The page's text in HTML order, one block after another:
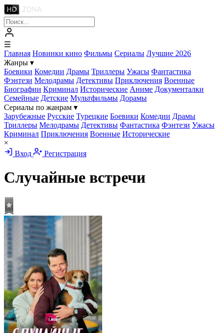
☰
Главная Новинки кино Фильмы Сериалы Лучшие 2026
Жанры ▾
Боевики Комедии Драмы Триллеры Ужасы Фантастика
Фэнтези Мелодрамы Детективы Приключения Военные
Биографии Криминал Исторические Аниме Документалки
Семейные Детские Мультфильмы Дорамы
Сериалы по жанрам ▾
Зарубежные Русские Турецкие Боевики Комедии Драмы
Триллеры Мелодрамы Детективы Фантастика Фэнтези Ужасы
Криминал Приключения Военные Исторические
×
Вход
Регистрация
Случайные встречи